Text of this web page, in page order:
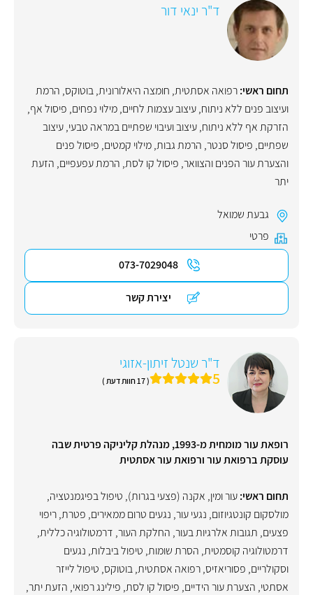
ד"ר ינאי דור
תחום ראשי:רפואה אסתטית, חומצה היאלורונית,בוטוקס, הרמת
ועיצוב פנים ללא ניתוח,עיצוב עצמות לחיים,מילוי נפחים, פיסול אף,
הזרקת אף ללא ניתוח,עיצוב ועיבוי שפתיים במראה טבעי,עיצוב
שפתיים, פיסול סנטר, הרמת גבות,מילוי קמטים, פיסול פנים
והצערת עור הפנים והצוואר, פיסול קו לסת, הרמת עפעפיים, הזעת
יתר
גבעת שמואל
פרטי
073-7029048
יצירת קשר
ד"ר שנטל זיתון-אזוגי
5 ( 17 חוות דעת )
רופאת עור מומחית מ-1993, מנהלת קליניקה פרטית שבה
עוסקת ברפואת עור ורפואת עור אסתטית
תחום ראשי:עור ומין, אקנה (פצעי בגרות), טיפול בפיגמנטציה,
מולסקום קונטגיוזום, נגעי עור, נגעים טרום ממאירים, פטרת,ריפוי
פצעים, תגובות אלרגיות בעור, החלקת העור, דרמטולוגיה כללית,
דרמטולוגיה קוסמטית, הסרת שומות, טיפול ביבלות, נגעים
וסקולריים, פסוריאזיס,רפואה אסתטית,בוטוקס, טיפול לייזר
אסתטי, הצערת עור הידיים, פיסול קו לסת, פילינג רפואי, הזעת יתר,